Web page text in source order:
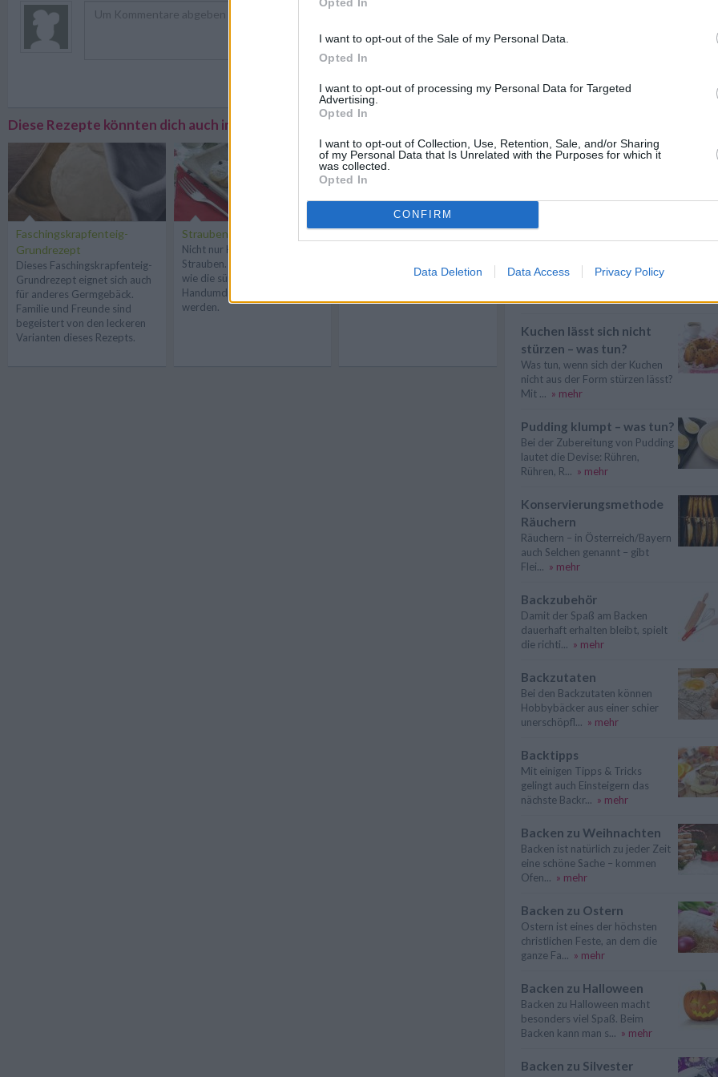
I want to opt-out of the Sale of my Personal Data.
Opted In
I want to opt-out of processing my Personal Data for Targeted
Advertising.
Opted In
I want to opt-out of Collection, Use, Retention, Sale, and/or Sharing
of my Personal Data that Is Unrelated with the Purposes for which it
was collected.
Opted In
CONFIRM
Data Deletion Data Access Privacy Policy
Registrieren Anmelden
Diese Rezepte könnten dich auch interessieren
Faschingskrapfenteig-
Grundrezept
Dieses Faschingskrapfenteig-
Grundrezept eignet sich auch
für anderes Germgebäck.
Familie und Freunde sind
begeistert von den leckeren
Varianten dieses Rezepts.
Strauben
Nicht nur Kinder lieben
Strauben. Dieses Rezept zeigt,
wie die süßen Leckereien im
Handumdrehen zubereitet
werden.
Hollerstrauben mit
Tolle Zutaten-Kombination:
Rezept für Hollerstrauben mit
Wer Eier kochen will, sollte in
Rindfleisch kochen
beherzigt, k...
» mehr
mit verschiedenen Zutaten
Wenn die Suppe zu trüb ist, gibt
Kuchen lässt sich nicht
stürzen – was tun?
Was tun, wenn sich der Kuchen
nicht aus der Form stürzen lässt?
Mit ... » mehr
Pudding klumpt – was tun?
Bei der Zubereitung von Pudding
lautet die Devise: Rühren,
Rühren, R... » mehr
Konservierungsmethode
Räuchern
Räuchern – in Österreich/Bayern
auch Selchen genannt – gibt
Flei... » mehr
Backzubehör
Damit der Spaß am Backen
dauerhaft erhalten bleibt, spielt
die richti... » mehr
Backzutaten
Bei den Backzutaten können
Hobbybäcker aus einer schier
unerschöpfl... » mehr
Backtipps
Mit einigen Tipps & Tricks
gelingt auch Einsteigern das
nächste Backr... » mehr
Backen zu Weihnachten
Backen ist natürlich zu jeder Zeit
eine schöne Sache – kommen
Ofen... » mehr
Backen zu Ostern
Ostern ist eines der höchsten
christlichen Feste, an dem die
ganze Fa... » mehr
Backen zu Halloween
Backen zu Halloween macht
besonders viel Spaß. Beim
Backen kann man s... » mehr
Backen zu Silvester